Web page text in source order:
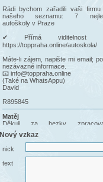
Rádi bychom zařadili vaši firmu
našeho seznamu: 7
autoškoly v Praze
✔ Přímá viditelnost
https://toppraha.online/autoskola/
Máte-li zájem, napište mi email;
nezávazné informace.
📧 info@toppraha.online
(Také na WhatsAppu)
David
R895845
Matěj
Děkuji za hezky
vysvětlení křižovatek
Michal Cani
Pán Kysela je skvělí učitel děkuji
Nový vzkaz
nick
text